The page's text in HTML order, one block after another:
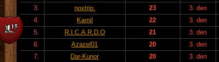
3.
noxtrip. 23
3. den
4.
Kamil 22
3. den
5.
R.I.C.A.R.D.O 21
3. den
6.
Azazel01 20
3. den
7.
Dar-Kunor 20
3. den